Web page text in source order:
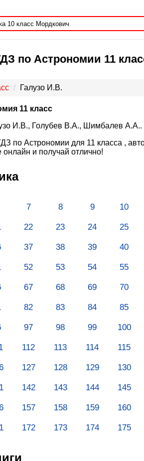
по Астрономии 11
Галузо И.В.
11 класс
И.В., Голубев В.А., Шимбалев А.А..
по Астрономии для 11 класса ,
и получай отлично!
7 8 9 10
22 23 24 25
37 38 39 40
52 53 54 55
67 68 69 70
82 83 84 85
97 98 99 100
112 113 114 115
127 128 129 130
142 143 144 145
157 158 159 160
172 173 174 175